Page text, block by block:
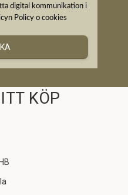
digital kommunikation i
Policy o cookies
KÖP